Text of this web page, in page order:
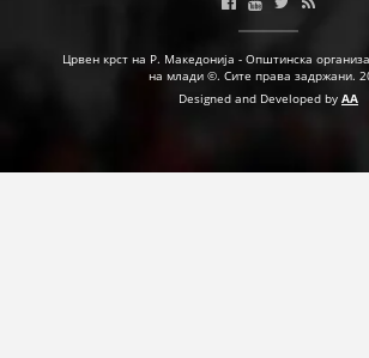
Црвен крст на Р. Македонија - Општинска
на млади ©. Сите права задржани.
Designed and Developed by AA